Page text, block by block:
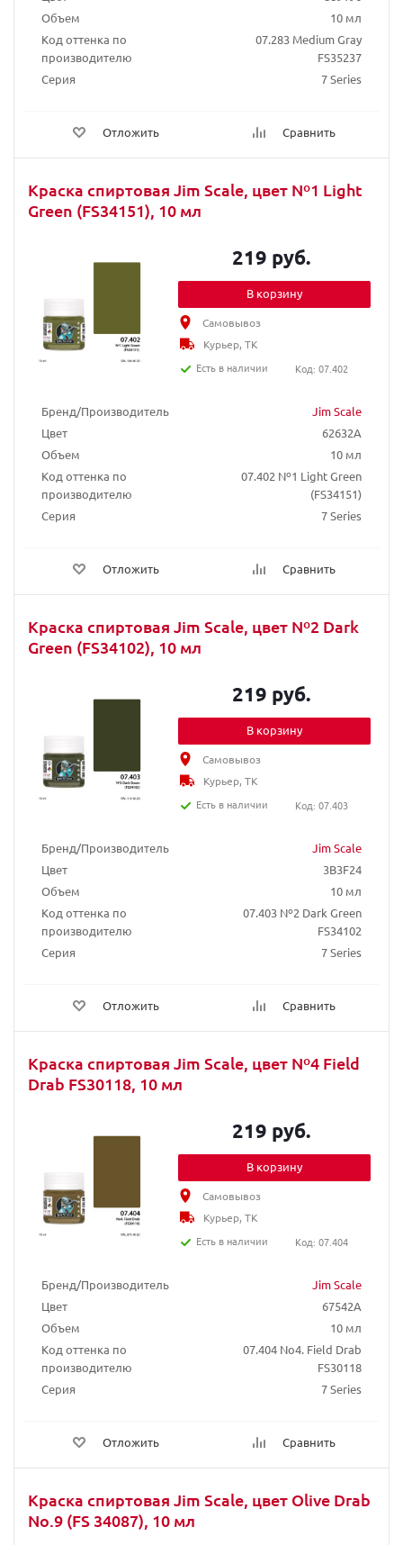
Объем
10 мл
Код оттенка по
производителю
07.283 Medium Gray
FS35237
Серия
7 Series
Отложить Сравнить
Краска спиртовая Jim Scale, цвет Nº1 Light
Green (FS34151), 10 мл
Бренд/Производитель
Jim Scale
Цвет
62632A
Объем
10 мл
Код оттенка по
производителю
07.402 Nº1 Light Green
(FS34151)
Серия
7 Series
Отложить Сравнить
219 руб.
В корзину
Самовывоз
Курьер, ТК
Есть в наличии
Код: 07.402
Краска спиртовая Jim Scale, цвет Nº2 Dark
Green (FS34102), 10 мл
Бренд/Производитель
Jim Scale
Цвет
3B3F24
Объем
10 мл
Код оттенка по
производителю
07.403 Nº2 Dark Green
FS34102
Серия
7 Series
Отложить Сравнить
219 руб.
В корзину
Самовывоз
Курьер, ТК
Есть в наличии
Код: 07.403
Краска спиртовая Jim Scale, цвет Nº4 Field
Drab FS30118, 10 мл
Бренд/Производитель
Jim Scale
Цвет
67542A
Объем
10 мл
Код оттенка по
производителю
07.404 No4. Field Drab
FS30118
Серия
7 Series
Отложить Сравнить
219 руб.
В корзину
Самовывоз
Курьер, ТК
Есть в наличии
Код: 07.404
Краска спиртовая Jim Scale, цвет Olive Drab
No.9 (FS 34087), 10 мл